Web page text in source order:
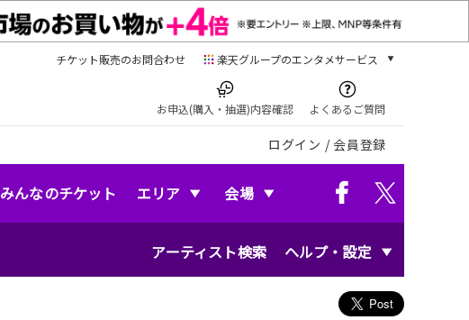
チケット販売のお問合わせ 楽天グループのエンタメサービス
本/ゲーム/CD/DVD
楽天ブックス
電子書籍
楽天Kobo
音楽配信
お申込(購入・抽選)内容確認 よくあるご質問
ログイン / 会員登録
みんなのチケット エリア 会場
アーティスト検索 ヘルプ・設定